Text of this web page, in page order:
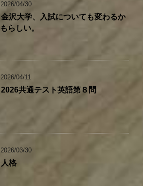
2026/04/30
金沢大学、入試についても変わるか
もらしい。
2026/04/11
2026共通テスト英語第８問
2026/03/30
人格